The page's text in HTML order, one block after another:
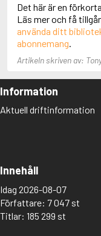
Det här är en
Läs mer och få
använda ditt
abonnemang
Artikeln skriven av:
Information
Aktuell driftinformation
Innehåll
Idag 2026-08-07
Författare: 7 047 st
Titlar: 185 299 st